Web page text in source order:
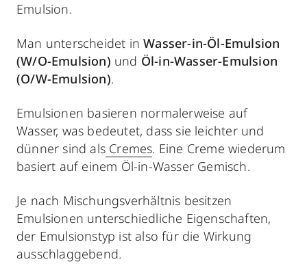
Emulsion.
Man unterscheidet inWasser-in-Öl-Emulsion
(W/O-Emulsion) und Öl-in-Wasser-Emulsion
(O/W-Emulsion).
Emulsionen basieren normalerweise auf
Wasser, was bedeutet, dass sie leichter und
dünner sind als Cremes. Eine Creme wiederum
basiert auf einem Öl-in-Wasser Gemisch.
Je nach Mischungsverhältnis besitzen
Emulsionen unterschiedliche Eigenschaften,
der Emulsionstyp ist also für die Wirkung
ausschlaggebend.